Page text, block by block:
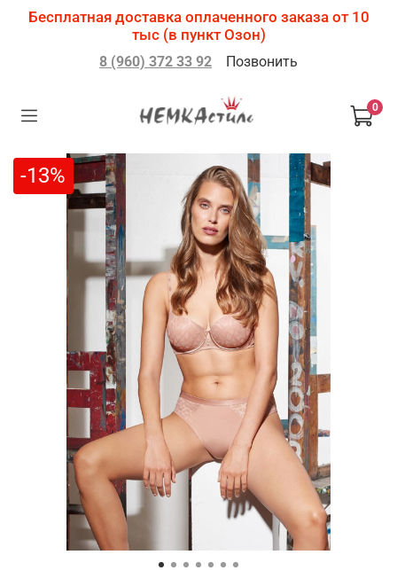
Бесплатная доставка оплаченного заказа от 10
тыс (в пункт Озон)
8 (960) 372 33 92 Позвонить
0
-13%